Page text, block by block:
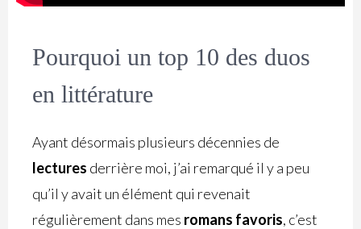
Pourquoi un top 10 des duos
en littérature
Ayant désormais plusieurs décennies de
lectures derrière moi, j’ai remarqué il y a peu
qu’il y avait un élément qui revenait
régulièrement dans mes romans favoris, c’est